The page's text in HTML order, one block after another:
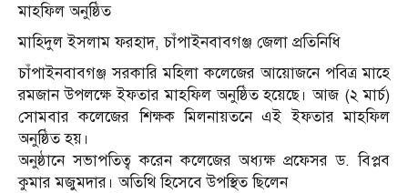
মাহফিল অনুষ্ঠিত
মাহিদুল ইসলাম ফরহাদ, চাঁপাইনবাবগঞ্জ জেলা প্রতিনিধি
চাঁপাইনবাবগঞ্জ সরকারি মহিলা কলেজের আয়োজনে পবিত্র মাহে
রমজান উপলক্ষে ইফতার মাহফিল অনুষ্ঠিত হয়েছে। আজ (২ মার্চ)
সোমবার কলেজের শিক্ষক মিলনায়তনে এই ইফতার মাহফিল
অনুষ্ঠিত হয়।
অনুষ্ঠানে সভাপতিত্ব করেন কলেজের অধ্যক্ষ প্রফেসর ড. বিপ্লব
কুমার মজুমদার। অতিথি হিসেবে উপস্থিত ছিলেন